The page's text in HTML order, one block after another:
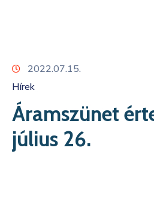
2022.07.15.
Hírek
Áramszünet
július 26.